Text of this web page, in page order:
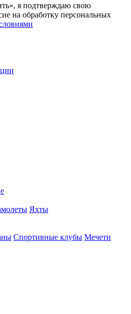
я подтверждаю свою
на обработку персональных
Яхты
Спортивные клубы Мечети